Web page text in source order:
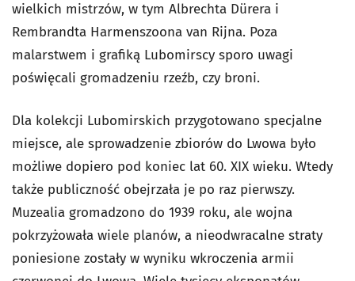
wielkich mistrzów, w tym Albrechta Dürera i
Rembrandta Harmenszoona van Rijna. Poza
malarstwem i grafiką Lubomirscy sporo uwagi
poświęcali gromadzeniu rzeźb, czy broni.
Dla kolekcji Lubomirskich przygotowano specjalne
miejsce, ale sprowadzenie zbiorów do Lwowa było
możliwe dopiero pod koniec lat 60. XIX wieku. Wtedy
także publiczność obejrzała je po raz pierwszy.
Muzealia gromadzono do 1939 roku, ale wojna
pokrzyżowała wiele planów, a nieodwracalne straty
poniesione zostały w wyniku wkroczenia armii